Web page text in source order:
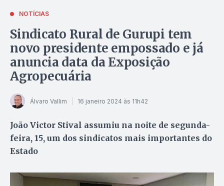
NOTÍCIAS
Sindicato Rural de Gurupi tem
novo presidente empossado e já
anuncia data da Exposição
Agropecuária
Álvaro Vallim 16 janeiro 2024 às 11h42
João Victor Stival assumiu na noite de segunda-
feira, 15, um dos sindicatos mais importantes do
Estado